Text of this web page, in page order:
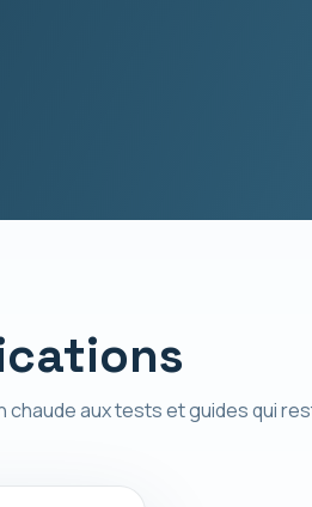
chaude aux tests et guides qui